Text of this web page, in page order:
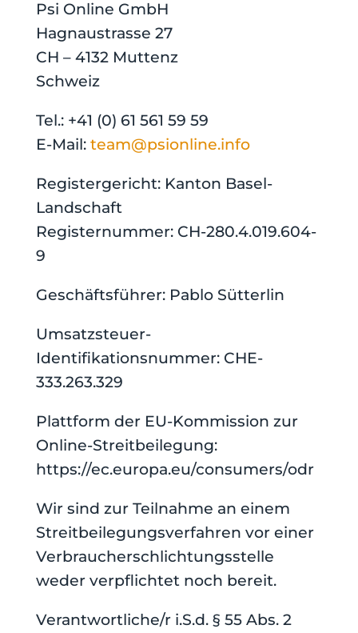
Psi Online GmbH
Hagnaustrasse 27
CH – 4132 Muttenz
Schweiz
Tel.: +41 (0) 61 561 59 59
E-Mail: team@psionline.info
Registergericht: Kanton Basel-
Landschaft
Registernummer: CH-280.4.019.604-
9
Geschäftsführer: Pablo Sütterlin
Umsatzsteuer-
Identifikationsnummer: CHE-
333.263.329
Plattform der EU-Kommission zur
Online-Streitbeilegung:
https://ec.europa.eu/consumers/odr
Wir sind zur Teilnahme an einem
Streitbeilegungsverfahren vor einer
Verbraucherschlichtungsstelle
weder verpflichtet noch bereit.
Verantwortliche/r i.S.d. § 55 Abs. 2